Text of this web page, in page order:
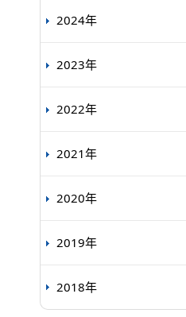
2024年
2023年
2022年
2021年
2020年
2019年
2018年